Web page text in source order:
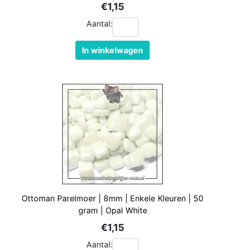
€1,15
Aantal:
In winkelwagen
Ottoman Parelmoer | 8mm | Enkele Kleuren | 50
gram | Opal White
€1,15
Aantal: